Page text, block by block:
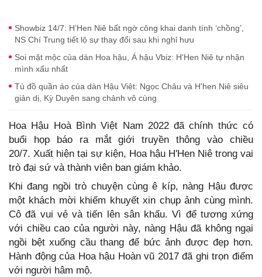
Showbiz 14/7: H’Hen Niê bất ngờ công khai danh tính ‘chồng’,
NS Chí Trung tiết lộ sự thay đổi sau khi nghỉ hưu
Soi mặt mộc của dàn Hoa hậu, Á hậu Vbiz: H'Hen Niê tự nhận
mình xấu nhất
Tủ đồ quần áo của dàn Hậu Việt: Ngọc Châu và H'hen Niê siêu
giản dị, Kỳ Duyên sang chảnh vô cùng
Hoa Hậu Hoà Bình Việt Nam 2022 đã chính thức có
buổi họp báo ra mắt giới truyền thông vào chiều
20/7. Xuất hiện tại sự kiện, Hoa hậu H'Hen Niê trong vai
trò đại sứ và thành viên ban giám khảo.
Khi đang ngồi trò chuyện cùng ê kíp, nàng Hậu được
một khách mời khiếm khuyết xin chụp ảnh cùng mình.
Cô đã vui vẻ và tiến lên sân khấu. Vì để tương xứng
với chiều cao của người này, nàng Hậu đã không ngại
ngồi bệt xuống cầu thang để bức ảnh được đẹp hơn.
Hành động của Hoa hậu Hoàn vũ 2017 đã ghi trọn điểm
với người hâm mộ.